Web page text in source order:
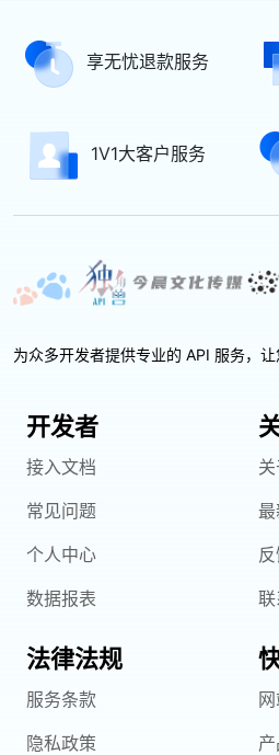
享无忧退款服务
1V1大客户服务
为众多开发者提供专业的 API 服务，让
开发者
接入文档
常见问题
个人中心
数据报表
法律法规
服务条款
隐私政策